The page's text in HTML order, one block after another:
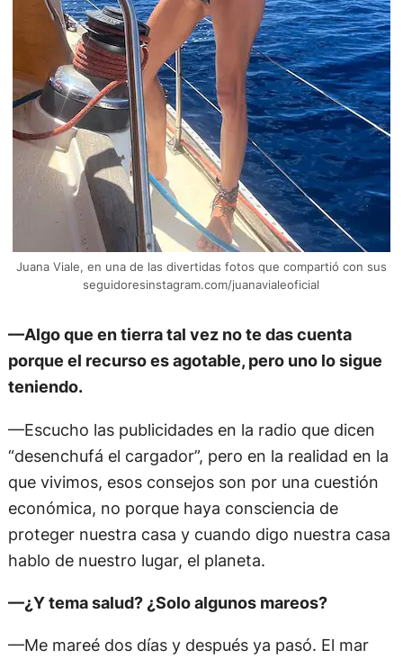
Juana Viale, en una de las divertidas fotos que compartió con sus
seguidoresinstagram.com/juanavialeoficial
—Algo que en tierra tal vez no te das cuenta
porque el recurso es agotable, pero uno lo sigue
teniendo.
—Escucho las publicidades en la radio que dicen
“desenchufá el cargador”, pero en la realidad en la
que vivimos, esos consejos son por una cuestión
económica, no porque haya consciencia de
proteger nuestra casa y cuando digo nuestra casa
hablo de nuestro lugar, el planeta.
—¿Y tema salud? ¿Solo algunos mareos?
—Me mareé dos días y después ya pasó. El mar